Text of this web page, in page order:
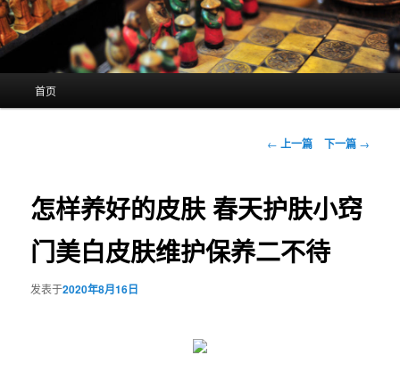
首页
文
航
← 上一篇 下一篇 →
怎样养好的皮肤 春天护肤小窍
门美白皮肤维护保养二不待
发表于2020年8月16日